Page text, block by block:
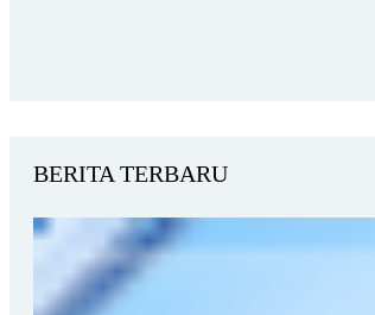
BERITA TERBARU